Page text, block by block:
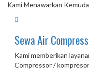
Kami Menawarkan
Sewa Air
Kami memberikan
Compressor /